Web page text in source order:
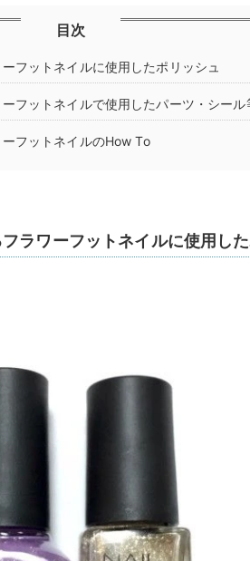
目次
フットネイルに使用したポリッシュ
フットネイルで使用したパーツ・シール
フットネイルのHow To
ラワーフットネイルに使用し